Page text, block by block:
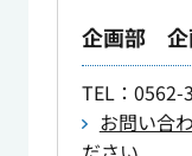
企画部 企
TEL：0562-
お問い合